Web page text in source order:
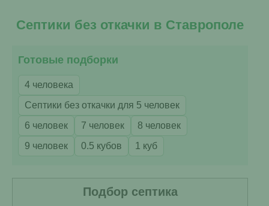
Септики без откачки в Ставрополе
Готовые подборки
4 человека
Септики без откачки для 5 человек
6 человек
7 человек
8 человек
9 человек
0.5 кубов 1 куб
Подбор септика